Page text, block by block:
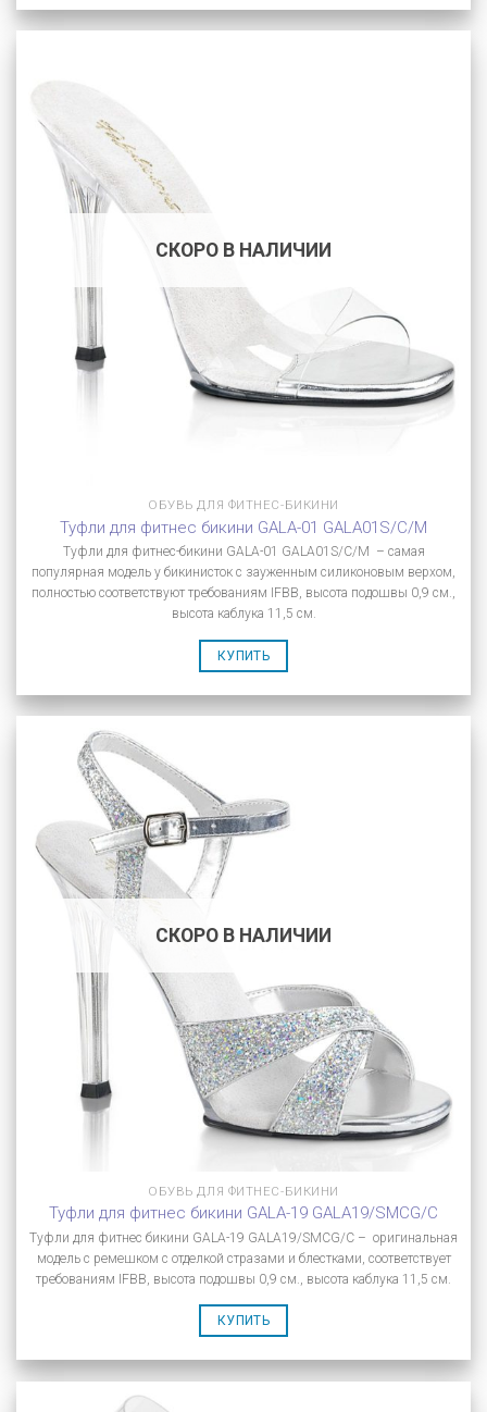
СКОРО В НАЛИЧИИ
ОБУВЬ ДЛЯ ФИТНЕС-БИКИНИ
Туфли для фитнес бикини GALA-01 GALA01S/C/M
Туфли для фитнес-бикини GALA-01 GALA01S/C/M – самая
популярная модель у бикинисток с зауженным силиконовым верхом,
полностью соответствуют требованиям IFBB, высота подошвы 0,9 см.,
высота каблука 11,5 см.
КУПИТЬ
СКОРО В НАЛИЧИИ
ОБУВЬ ДЛЯ ФИТНЕС-БИКИНИ
Туфли для фитнес бикини GALA-19 GALA19/SMCG/C
Туфли для фитнес бикини GALA-19 GALA19/SMCG/C – оригинальная
модель с ремешком с отделкой стразами и блестками, соответствует
требованиям IFBB, высота подошвы 0,9 см., высота каблука 11,5 см.
КУПИТЬ